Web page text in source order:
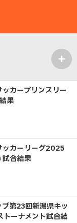
カープリンスリー
果
カーリーグ2025
合結果
第23回新潟県キッ
トーナメント試合結